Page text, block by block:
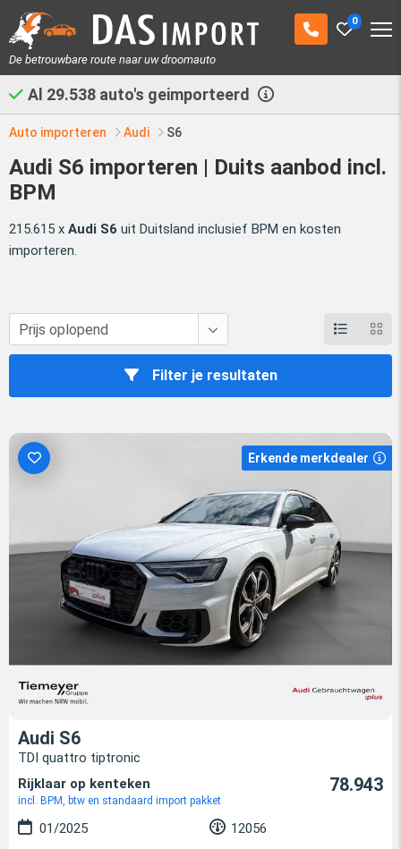
0
De betrouwbare route naar uw droomauto
Al 29.538 auto's geimporteerd
Auto importeren Audi S6
Audi S6 importeren | Duits aanbod incl.
BPM
215.615 x Audi S6 uit Duitsland inclusief BPM en kosten
importeren.
Filter je resultaten
Erkende merkdealer
Audi S6
TDI quattro tiptronic
Rijklaar op kenteken
incl. BPM, btw en standaard import pakket
78.943
01/2025
12056